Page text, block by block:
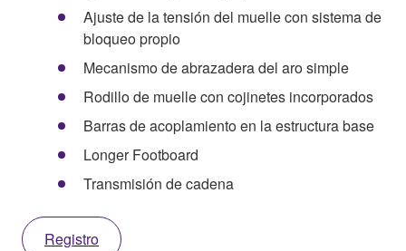
Ajuste de la tensión del muelle con sistema de
bloqueo propio
Mecanismo de abrazadera del aro simple
Rodillo de muelle con cojinetes incorporados
Barras de acoplamiento en la estructura base
Longer Footboard
Transmisión de cadena
Registro